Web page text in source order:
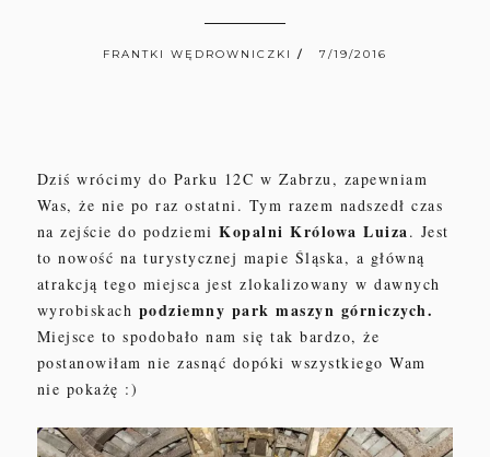
FRANTKI WĘDROWNICZKI 7/19/2016
Dziśwrócimy do Parku 12C w Zabrzu, zapewniam
Was, że nie po raz ostatni. Tym razem nadszedł czas
nazejście do podziemiKopalniKrólowa Luiza. Jest
to nowość na turystycznej mapie Śląska, a główną
atrakcjątego miejsca jest zlokalizowany w dawnych
wyrobiskach podziemny park maszyn górniczych.
Miejsce tospodobało nam się tak bardzo, że
postanowiłam niezasnąć dopóki wszystkiego Wam
nie pokażę :)